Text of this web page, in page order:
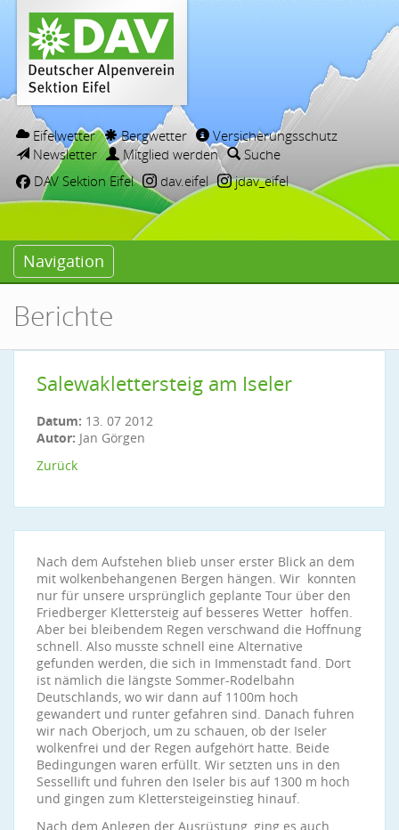
Eifelwetter Bergwetter
Versicherungsschutz
Newsletter
Mitglied werden
Suche
DAV Sektion Eifel
dav.eifel jdav_eifel
Navigation
Berichte
Salewaklettersteig am Iseler
Datum: 13. 07 2012
Autor: Jan Görgen
Zurück
Nach dem Aufstehen blieb unser erster Blick an dem
mit wolkenbehangenen Bergen hängen. Wir konnten
nur für unsere ursprünglich geplante Tour über den
Friedberger Klettersteig auf besseres Wetter hoffen.
Aber bei bleibendem Regen verschwand die Hoffnung
schnell. Also musste schnell eine Alternative
gefunden werden, die sich in Immenstadt fand. Dort
ist nämlich die längste Sommer-Rodelbahn
Deutschlands, wo wir dann auf 1100m hoch
gewandert und runter gefahren sind. Danach fuhren
wir nach Oberjoch, um zu schauen, ob der Iseler
wolkenfrei und der Regen aufgehört hatte. Beide
Bedingungen waren erfüllt. Wir setzten uns in den
Sessellift und fuhren den Iseler bis auf 1300 m hoch
und gingen zum Klettersteigeinstieg hinauf.
Nach dem Anlegen der Ausrüstung, ging es auch